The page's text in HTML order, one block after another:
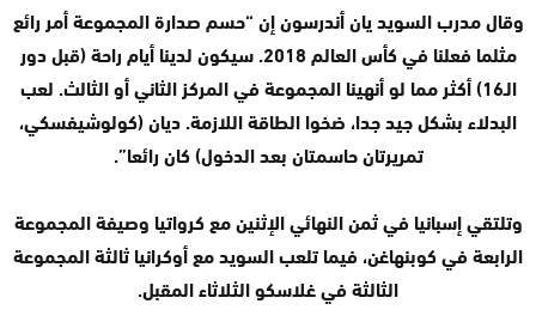
وقال مدرب السويد يان أندرسون إن “حسم صدارة المجموعة أمر رائع
مثلما فعلنا في كأس العالم 2018. سيكون لدينا أيام راحة (قبل دور
الـ16) أكثر مما لو أنهينا المجموعة في المركز الثاني أو الثالث. لعب
البدلاء بشكل جيد جدا، ضخوا الطاقة اللازمة. ديان (كولوشيفسكي،
تمريرتان حاسمتان بعد الدخول) كان رائعا”.
وتلتقي إسبانيا في ثمن النهائي الإثنين مع كرواتيا وصيفة المجموعة
الرابعة في كوبنهاغن، فيما تلعب السويد مع أوكرانيا ثالثة المجموعة
الثالثة في غلاسكو الثلاثاء المقبل.